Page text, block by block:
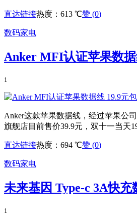
直达链接热度：613 ℃赞 (0)
数码家电
Anker MFI认证苹果数
1
Anker这款苹果数据线，经过苹果公
旗舰店目前售价39.9元，双十一当天
直达链接热度：694 ℃赞 (0)
数码家电
未来基因 Type-c 3A快充
1